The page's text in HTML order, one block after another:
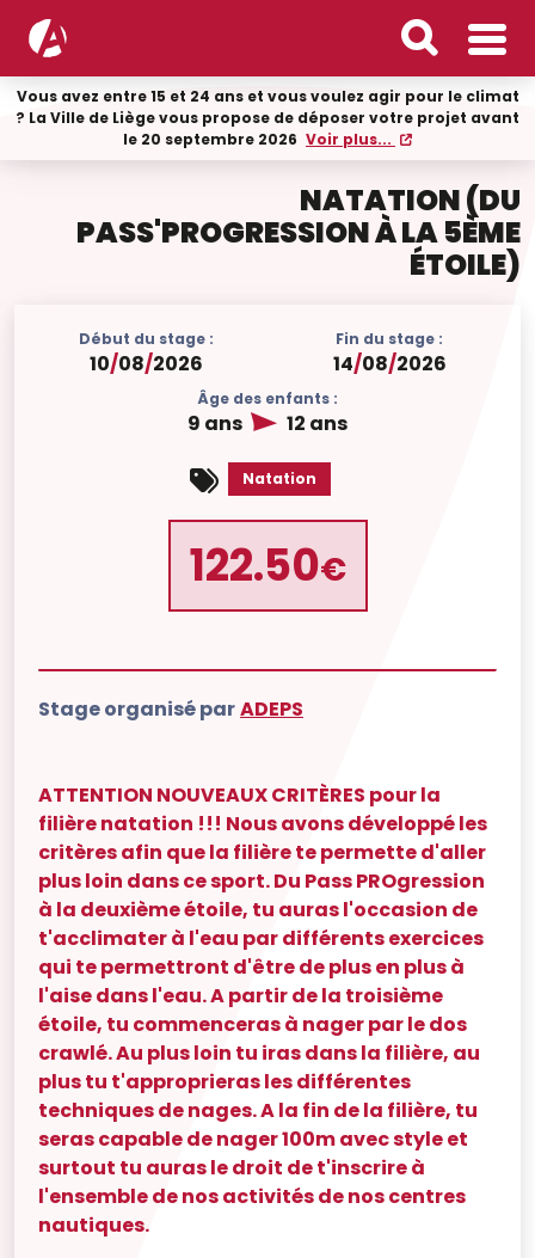
Vous avez entre 15 et 24 ans et vous voulez agir pour le climat
? La Ville de Liège vous propose de déposer votre projet avant
le 20 septembre 2026 Voir plus...
NATATION (DU
PASS'PROGRESSION À LA 5ÈME
ÉTOILE)
Début du stage :
10/08/2026
Fin du stage :
14/08/2026
Âge des enfants :
9 ans 12 ans
Natation
122.50€
Stage organisé parADEPS
ATTENTION NOUVEAUX CRITÈRES pour la
filière natation !!! Nous avons développé les
critères afin que la filière te permette d'aller
plus loin dans ce sport. Du Pass PROgression
à la deuxième étoile, tu auras l'occasion de
t'acclimater à l'eau par différents exercices
qui te permettront d'être de plus en plus à
l'aise dans l'eau. A partir de la troisième
étoile, tu commenceras à nager par le dos
crawlé. Au plus loin tu iras dans la filière, au
plus tu t'approprieras les différentes
techniques de nages. A la fin de la filière, tu
seras capable de nager 100m avec style et
surtout tu auras le droit de t'inscrire à
l'ensemble de nos activités de nos centres
nautiques.